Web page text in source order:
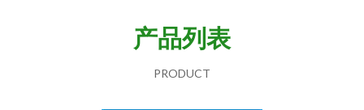
产品列表
PRODUCT